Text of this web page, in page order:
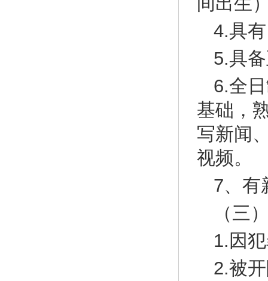
4.具
5.具
6.全
基础，
写新闻
视频。
7、有
（三
1.因
2.被